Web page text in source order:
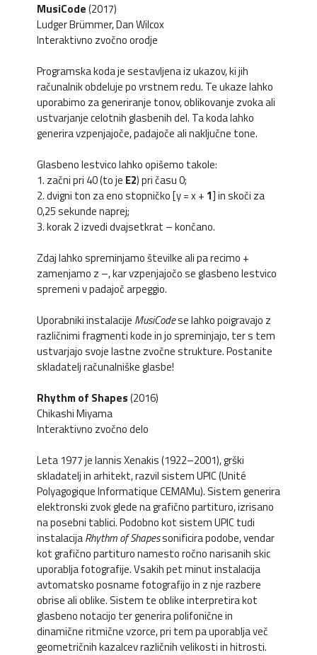
MusiCode(2017)
Ludger Brümmer, Dan Wilcox
Interaktivno zvočno orodje
Programska koda je sestavljena iz ukazov, ki jih
računalnik obdeluje po vrstnem redu. Te ukaze lahko
uporabimo za generiranje tonov, oblikovanje zvoka ali
ustvarjanje celotnih glasbenih del. Ta koda lahko
generira vzpenjajoče, padajoče ali naključne tone.
Glasbeno lestvico lahko opišemo takole:
1. začni pri 40 (to je E2) pri času 0;
2. dvigni ton za eno stopničko [y = x + 1] in skoči za
0,25 sekunde naprej;
3. korak 2 izvedi dvajsetkrat – končano.
Zdaj lahko spreminjamo številke ali pa recimo +
zamenjamo z –, kar vzpenjajočo se glasbeno lestvico
spremeni v padajoč arpeggio.
Uporabniki instalacije MusiCodese lahko poigravajo z
različnimi fragmenti kode in jo spreminjajo, ter s tem
ustvarjajo svoje lastne zvočne strukture. Postanite
skladatelj računalniške glasbe!
Rhythm of Shapes(2016)
Chikashi Miyama
Interaktivno zvočno delo
Leta 1977 je Iannis Xenakis (1922–2001), grški
skladatelj in arhitekt, razvil sistem UPIC (Unité
Polyagogique Informatique CEMAMu). Sistem generira
elektronski zvok glede na grafično partituro, izrisano
na posebni tablici. Podobno kot sistem UPIC tudi
instalacijaRhythm of Shapessonificira podobe, vendar
kot grafično partituro namesto ročno narisanih skic
uporablja fotografije. Vsakih pet minut instalacija
avtomatsko posname fotografijo in z nje razbere
obrise ali oblike. Sistem te oblike interpretira kot
glasbeno notacijo ter generira polifonične in
dinamične ritmične vzorce, pri tem pa uporablja več
geometričnih kazalcev različnih velikosti in hitrosti.